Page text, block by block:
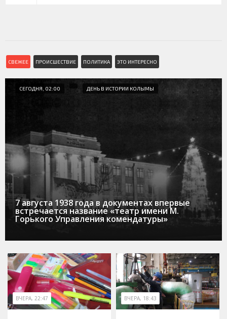
СВЕЖЕЕ ПРОИСШЕСТВИЕ ПОЛИТИКА ЭТО ИНТЕРЕСНО
СЕГОДНЯ, 02:00 ДЕНЬ В ИСТОРИИ КОЛЫМЫ
7 августа 1938 года в документах впервые
встречается название «театр имени М.
Горького Управления комендатуры»
ВЧЕРА, 22:47 ВЧЕРА, 18:43